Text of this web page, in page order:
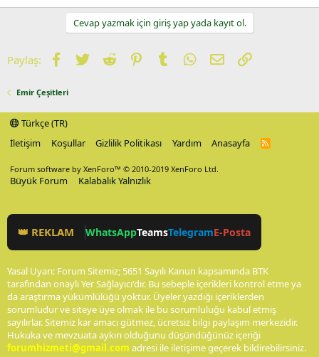
Cevap yazmak için giriş yap yada kayıt ol.
Paylaş: Facebook
TwitterReddit PinterestTumblrWhatsApp
E-postaLink
Emir Çeşitleri
Türkçe (TR)
İletişim
Koşullar Gizlilik Politikası Yardım Anasayfa
R
Forum software by XenForo™ © 2010-2019 XenForo Ltd.
Büyük Forum Kalabalık Yalnızlık
👑 REKLAM WhatsAppTeamsTelegramE-Posta
Yasal Uyarı: Forum Sitemiz; 5651 Sayılı Kanun kapsamında BTK
tarafından onaylı Yer Sağlayıcı'dır. Bu sebeple içerikleri kontrol etme ya
da araştırma yükümlülüğü yoktur. Üyeler yazdığı içeriklerden
sorumludur ve siteye üye olmak ile bu sorumluluğu kabul etmiş
sayılırlar. Sitemiz kar amacı gütmez, ücretsiz bilgi paylaşım merkezidir.
Hukuka ve mevzuata aykırı olduğunu düşündüğünüz içeriği
forumhizmeti@gmail.com adresi ile iletişime geçerek bildirebilirsiniz.